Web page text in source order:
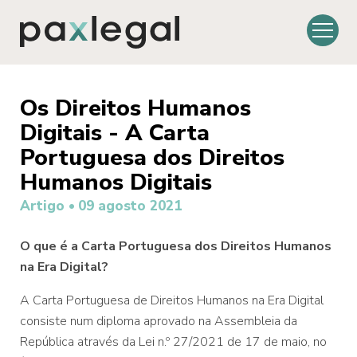
Os Direitos Humanos
Digitais - A Carta
Portuguesa dos Direitos
Humanos Digitais
Artigo • 09 agosto 2021
O que é a Carta Portuguesa dos Direitos Humanos
na Era Digital?
A Carta Portuguesa de Direitos Humanos na Era Digital
consiste num diploma aprovado na Assembleia da
República através da Lei n.º 27/2021 de 17 de maio, no